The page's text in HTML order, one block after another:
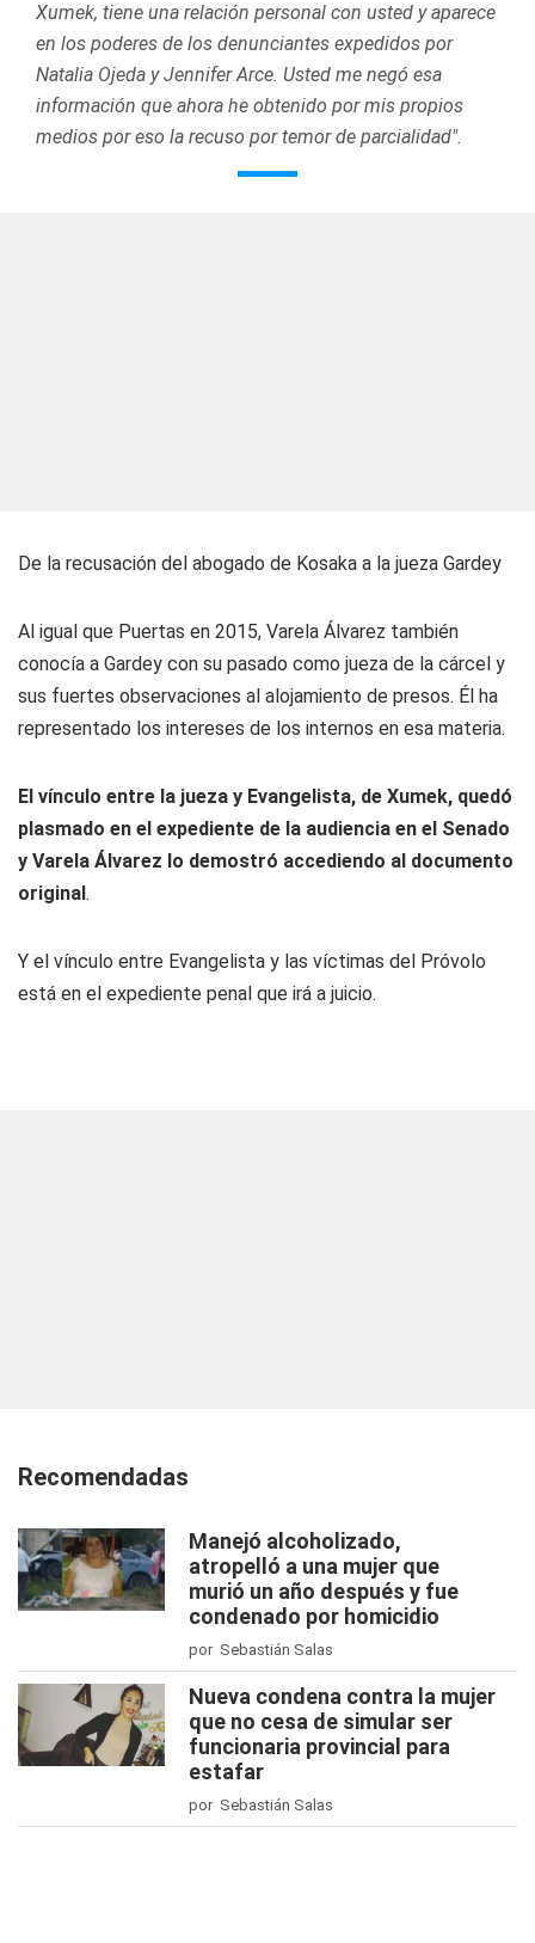
Xumek, tiene una relación personal con usted y aparece
en los poderes de los denunciantes expedidos por
Natalia Ojeda y Jennifer Arce. Usted me negó esa
información que ahora he obtenido por mis propios
medios por eso la recuso por temor de parcialidad".
De la recusación del abogado de Kosaka a la jueza Gardey
Al igual que Puertas en 2015, Varela Álvarez también
conocía a Gardey con su pasado como jueza de la cárcel y
sus fuertes observaciones al alojamiento de presos. Él ha
representado los intereses de los internos en esa materia.
El vínculo entre la jueza y Evangelista, de Xumek, quedó
plasmado en el expediente de la audiencia en el Senado
y Varela Álvarez lo demostró accediendo al documento
original.
Y el vínculo entre Evangelista y las víctimas del Próvolo
está en el expediente penal que irá a juicio.
Recomendadas
Manejó alcoholizado,
atropelló a una mujer que
murió un año después y fue
condenado por homicidio
por Sebastián Salas
Nueva condena contra la mujer
que no cesa de simular ser
funcionaria provincial para
estafar
por Sebastián Salas